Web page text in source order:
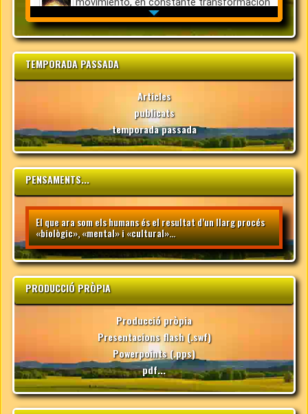
TEMPORADA PASSADA
Articles
publicats
temporada passada
PENSAMENTS...
El que ara som els humans és el resultat d’un llarg procés
«biològic», «mental» i «cultural»...
PRODUCCIÓ PRÒPIA
Producció pròpia
Presentacions flash (.swf)
Powerpoints (.pps)
pdf...